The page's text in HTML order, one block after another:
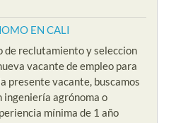
EN CALI
de reclutamiento y seleccion
vacante de empleo para
presente vacante, buscamos
ingeniería agrónoma o
mínima de 1 año